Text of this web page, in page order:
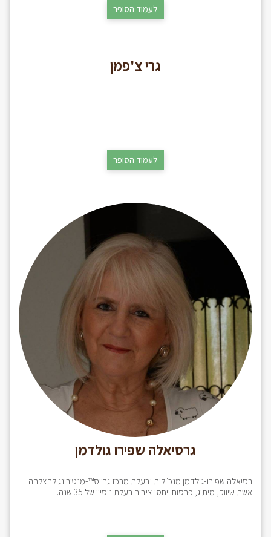
לעמוד הסופר
גרי צ'פמן
לעמוד הסופר
גרסיאלה שפירו גולדמן
רסיאלה שפירו-גולדמן מנכ"לית ובעלת מרכז גרייס™-מנטורינג להצלחה
אשת שיווק, מיתוג, פרסום ויחסי ציבור בעלת ניסיון של 35 שנה.